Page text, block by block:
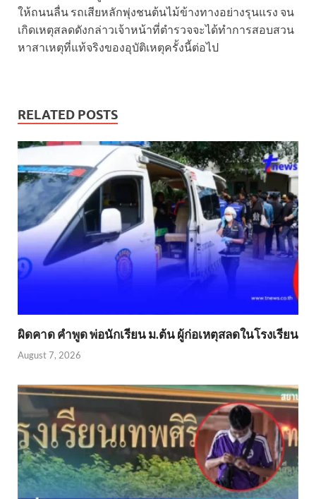
ให้ถนนลื่น รถเสียหลักพุ่งชนต้นไม้ข้างทางอย่างรุนแรง จน
เกิดเหตุสลดดังกล่าวเจ้าหน้าที่ตำรวจจะได้ทำการสอบสวน
หาสาเหตุที่แท้จริงของอุบัติเหตุครั้งนี้ต่อไป
RELATED POSTS
ผิดคาด คำพูด พ่อนักเรียน ม.ต้น ผู้ก่อเหตุสลดในโรงเรียน
August 7, 2026